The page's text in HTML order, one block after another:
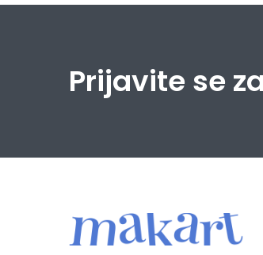
Prijavite se